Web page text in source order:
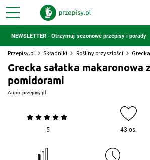
NEWSLETTER - Otrzymuj sezonowe przepisy i porady
Przepisy.pl Składniki Rośliny przyszłości
Grecka sałatka makaronowa
pomidorami
Autor:przepisy.pl
5 43 os.